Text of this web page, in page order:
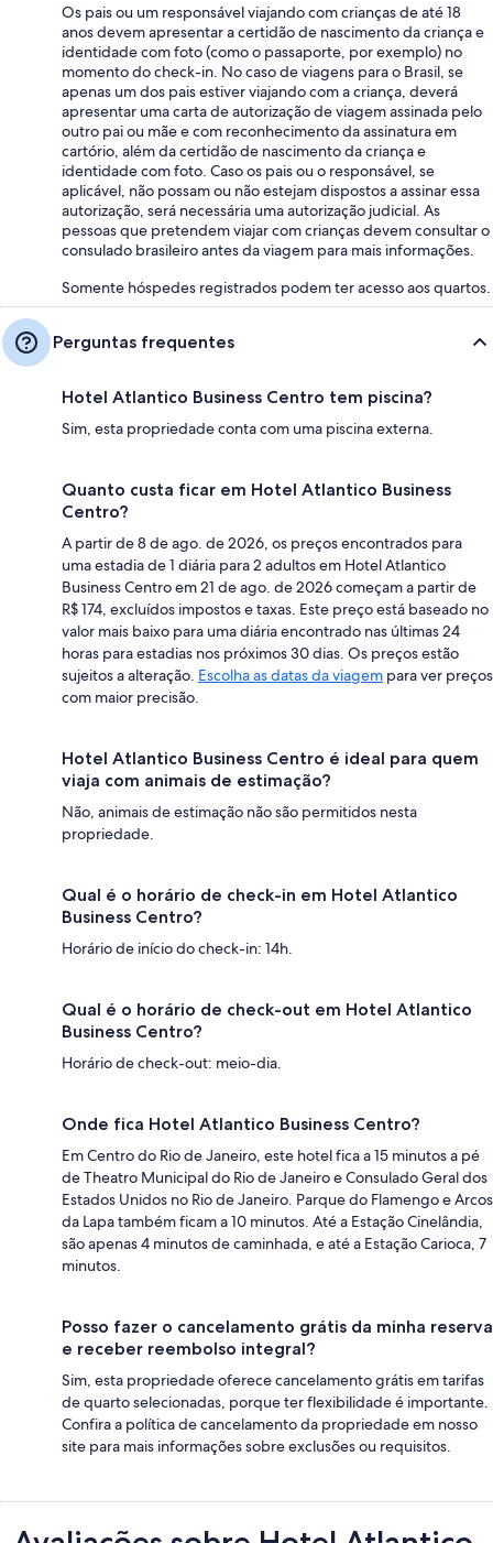
Os pais ou um responsável viajando com crianças de até 18
anos devem apresentar a certidão de nascimento da criança e
identidade com foto (como o passaporte, por exemplo) no
momento do check-in. No caso de viagens para o Brasil, se
apenas um dos pais estiver viajando com a criança, deverá
apresentar uma carta de autorização de viagem assinada pelo
outro pai ou mãe e com reconhecimento da assinatura em
cartório, além da certidão de nascimento da criança e
identidade com foto. Caso os pais ou o responsável, se
aplicável, não possam ou não estejam dispostos a assinar essa
autorização, será necessária uma autorização judicial. As
pessoas que pretendem viajar com crianças devem consultar o
consulado brasileiro antes da viagem para mais informações.
Somente hóspedes registrados podem ter acesso aos quartos.
Perguntas frequentes
Hotel Atlantico Business Centro tem piscina?
Sim, esta propriedade conta com uma piscina externa.
Quanto custa ficar em Hotel Atlantico Business
Centro?
A partir de 8 de ago. de 2026, os preços encontrados para
uma estadia de 1 diária para 2 adultos em Hotel Atlantico
Business Centro em 21 de ago. de 2026 começam a partir de
R$ 174, excluídos impostos e taxas. Este preço está baseado no
valor mais baixo para uma diária encontrado nas últimas 24
horas para estadias nos próximos 30 dias. Os preços estão
sujeitos a alteração. Escolha as datas da viagem para ver preços
com maior precisão.
Hotel Atlantico Business Centro é ideal para quem
viaja com animais de estimação?
Não, animais de estimação não são permitidos nesta
propriedade.
Qual é o horário de check-in em Hotel Atlantico
Business Centro?
Horário de início do check-in: 14h.
Qual é o horário de check-out em Hotel Atlantico
Business Centro?
Horário de check-out: meio-dia.
Onde fica Hotel Atlantico Business Centro?
Em Centro do Rio de Janeiro, este hotel fica a 15 minutos a pé
de Theatro Municipal do Rio de Janeiro e Consulado Geral dos
Estados Unidos no Rio de Janeiro. Parque do Flamengo e Arcos
da Lapa também ficam a 10 minutos. Até a Estação Cinelândia,
são apenas 4 minutos de caminhada, e até a Estação Carioca, 7
minutos.
Posso fazer o cancelamento grátis da minha reserva
e receber reembolso integral?
Sim, esta propriedade oferece cancelamento grátis em tarifas
de quarto selecionadas, porque ter flexibilidade é importante.
Confira a política de cancelamento da propriedade em nosso
site para mais informações sobre exclusões ou requisitos.